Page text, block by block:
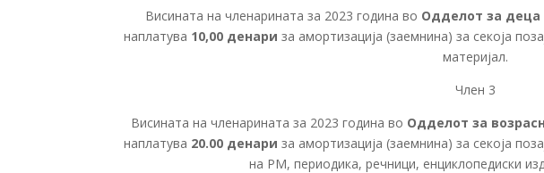
Висината на членарината за 2023 година во Одделот за деца
наплатува 10,00 денари за амортизација (заемнина) за секоја
материјал.
Член 3
Висината на членарината за 2023 година во Одделот за
наплатува 20.00 денари за амортизација (заемнина) за секоја
на РМ, периодика, речници, енциклопедиски